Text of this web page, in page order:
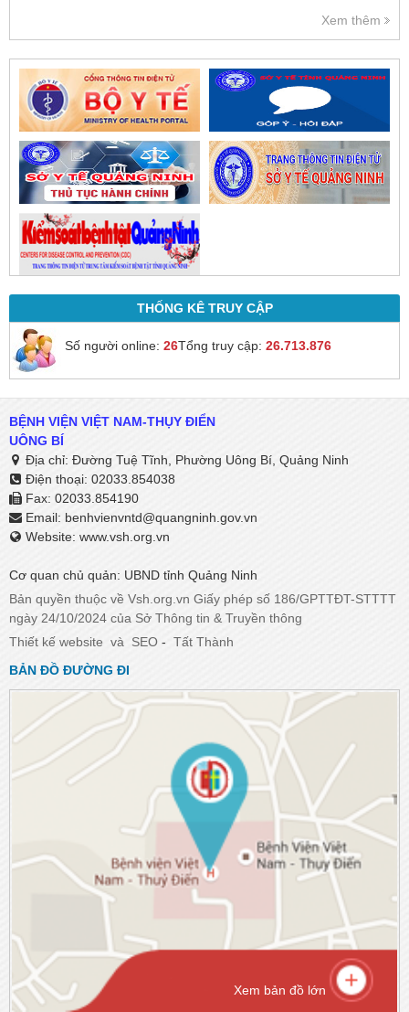
trực tiếp.
Xem thêm
THỐNG KÊ TRUY CẬP
Số người online: 26Tổng truy cập: 26.713.876
BỆNH VIỆN VIỆT NAM-THỤY ĐIỂN
UÔNG BÍ
Địa chỉ: Đường Tuệ Tĩnh, Phường Uông Bí, Quảng Ninh
Điện thoại: 02033.854038
Fax: 02033.854190
Email: benhvienvntd@quangninh.gov.vn​​​​​​​
Website: www.vsh.org.vn
Cơ quan chủ quản: UBND tỉnh Quảng Ninh
Bản quyền thuộc về Vsh.org.vn Giấy phép số 186/GPTTĐT-STTTT
ngày 24/10/2024 của Sở Thông tin & Truyền thông
Thiết kế website và SEO - Tất Thành
BẢN ĐỒ ĐƯỜNG ĐI
Xem bản đồ lớn